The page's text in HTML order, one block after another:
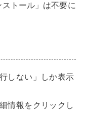
トール」は不要に
しない」しか表示
情報をクリックし